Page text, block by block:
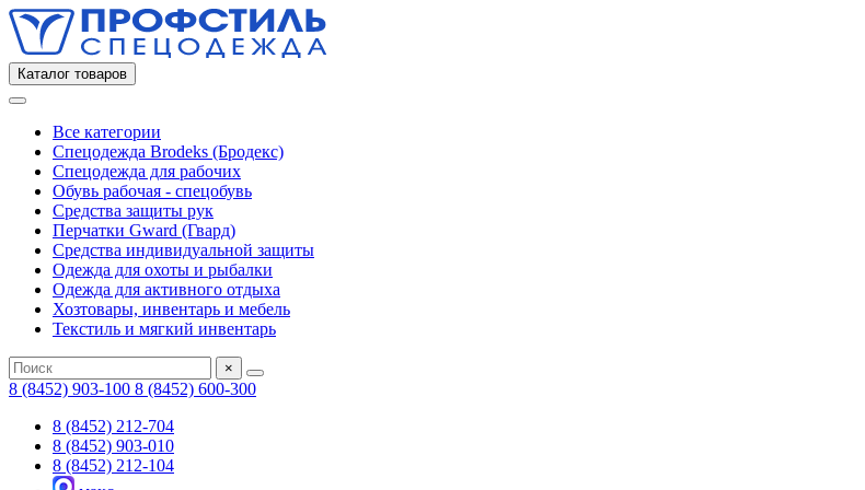
Каталог товаров
Все категории
Спецодежда Brodeks (Бродекс)
Спецодежда для рабочих
Обувь рабочая - спецобувь
Средства защиты рук
Перчатки Gward (Гвард)
Средства индивидуальной защиты
Одежда для охоты и рыбалки
Одежда для активного отдыха
Хозтовары, инвентарь и мебель
Текстиль и мягкий инвентарь
×
8 (8452) 903-100 8 (8452) 600-300
8 (8452) 212-704
8 (8452) 903-010
8 (8452) 212-104